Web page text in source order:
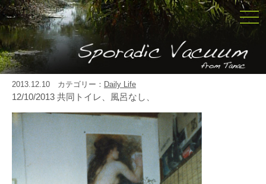
2013.12.10 カテゴリー： Daily Life
12/10/2013 共同トイレ、風呂なし、